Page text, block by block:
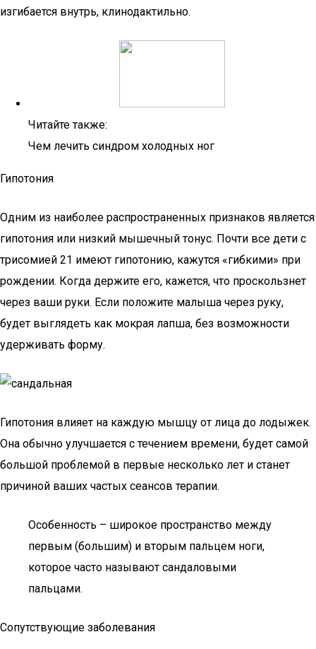
изгибается внутрь, клинодактильно.
Читайте также:
Чем лечить синдром холодных ног
Гипотония
Одним из наиболее распространенных признаков является
гипотония или низкий мышечный тонус. Почти все дети с
трисомией 21 имеют гипотонию, кажутся «гибкими» при
рождении. Когда держите его, кажется, что проскользнет
через ваши руки. Если положите малыша через руку,
будет выглядеть как мокрая лапша, без возможности
удерживать форму.
Гипотония влияет на каждую мышцу от лица до лодыжек.
Она обычно улучшается с течением времени, будет самой
большой проблемой в первые несколько лет и станет
причиной ваших частых сеансов терапии.
Особенность – широкое пространство между
первым (большим) и вторым пальцем ноги,
которое часто называют сандаловыми
пальцами.
Сопутствующие заболевания